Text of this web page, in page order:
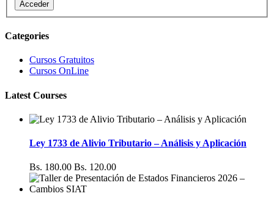
Acceder
Categories
Cursos Gratuitos
Cursos OnLine
Latest Courses
Ley 1733 de Alivio Tributario – Análisis y Aplicación
Bs. 180.00 Bs. 120.00